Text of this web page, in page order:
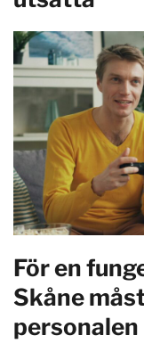
För en
Skåne
personalen